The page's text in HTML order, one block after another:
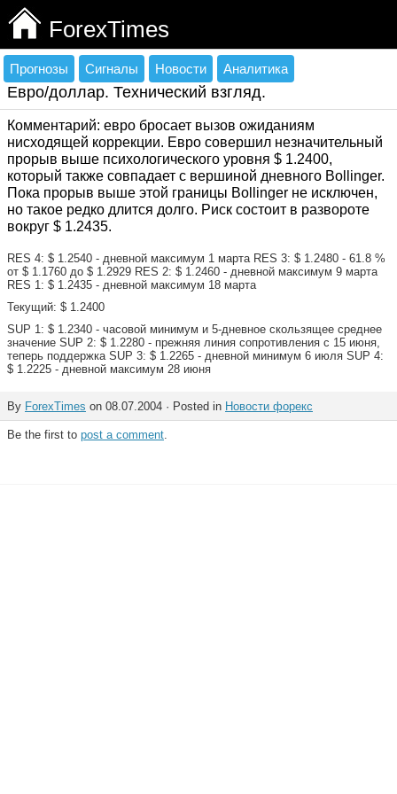
ForexTimes
Прогнозы Сигналы Новости Аналитика
Евро/доллар. Технический взгляд.
Комментарий: евро бросает вызов ожиданиям
нисходящей коррекции. Евро совершил незначительный
прорыв выше психологического уровня $ 1.2400,
который также совпадает с вершиной дневного Bollinger.
Пока прорыв выше этой границы Bollinger не исключен,
но такое редко длится долго. Риск состоит в развороте
вокруг $ 1.2435.
RES 4: $ 1.2540 - дневной максимум 1 марта RES 3: $ 1.2480 - 61.8 %
от $ 1.1760 до $ 1.2929 RES 2: $ 1.2460 - дневной максимум 9 марта
RES 1: $ 1.2435 - дневной максимум 18 марта
Текущий: $ 1.2400
SUP 1: $ 1.2340 - часовой минимум и 5-дневное скользящее среднее
значение SUP 2: $ 1.2280 - прежняя линия сопротивления с 15 июня,
теперь поддержка SUP 3: $ 1.2265 - дневной минимум 6 июля SUP 4:
$ 1.2225 - дневной максимум 28 июня
By ForexTimes on 08.07.2004 · Posted in Новости форекс
Be the first to post a comment.